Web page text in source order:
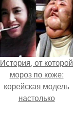
История, от которой
мороз по коже:
корейская модель
настолько